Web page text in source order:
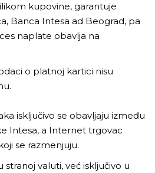
kupovine, garantuje
Banca Intesa ad Beograd, pa
naplate obavlja na
o platnoj kartici nisu
isključivo se obavljaju između
Intesa, a Internet trgovac
se razmenjuju.
valuti, već isključivo u